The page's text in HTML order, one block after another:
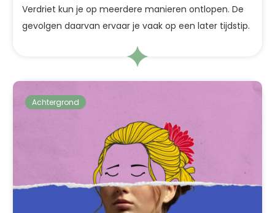
Verdriet kun je op meerdere manieren ontlopen. De
gevolgen daarvan ervaar je vaak op een later tijdstip.
Achtergrond